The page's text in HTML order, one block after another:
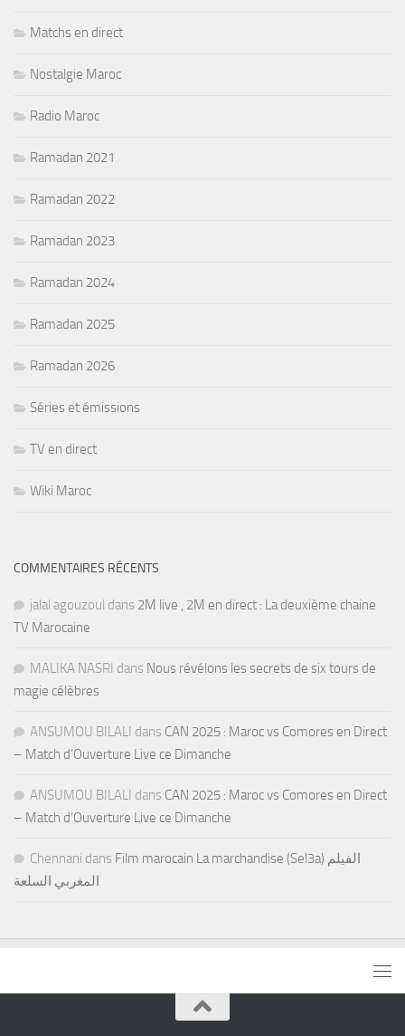
Matchs en direct
Nostalgie Maroc
Radio Maroc
Ramadan 2021
Ramadan 2022
Ramadan 2023
Ramadan 2024
Ramadan 2025
Ramadan 2026
Séries et émissions
TV en direct
Wiki Maroc
COMMENTAIRES RÉCENTS
jalal agouzoul dans 2M live , 2M en direct : La deuxième chaine
TV Marocaine
MALIKA NASRI dans Nous révélons les secrets de six tours de
magie célèbres
ANSUMOU BILALI dans CAN 2025 : Maroc vs Comores en Direct
– Match d’Ouverture Live ce Dimanche
ANSUMOU BILALI dans CAN 2025 : Maroc vs Comores en Direct
– Match d’Ouverture Live ce Dimanche
Chennani dans Film marocain La marchandise (Sel3a) الفيلم
المغربي السلعة